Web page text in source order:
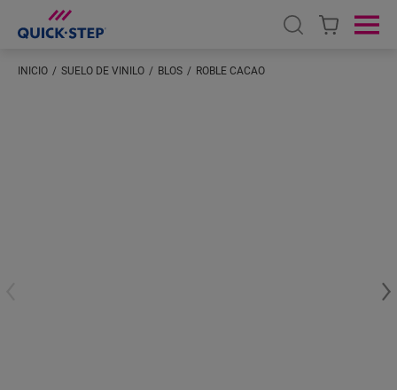
Open search
INICIO SUELO DE VINILO BLOS ROBLE CACAO